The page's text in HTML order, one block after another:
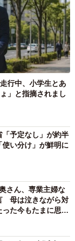
行中、小学生とあ
」と指摘されまし
「予定なし」が約半
い分け」が鮮明に
さん、専業主婦な
母は泣きながら対
た今もたまに思い